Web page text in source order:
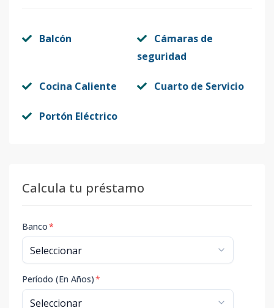
Balcón
Cámaras de
seguridad
Cocina Caliente Cuarto de Servicio
Portón Eléctrico
Calcula tu préstamo
Banco*
Período (En Años)*